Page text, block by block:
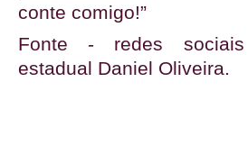
conte comigo!”
Fonte - redes
estadual Daniel Oliveira.